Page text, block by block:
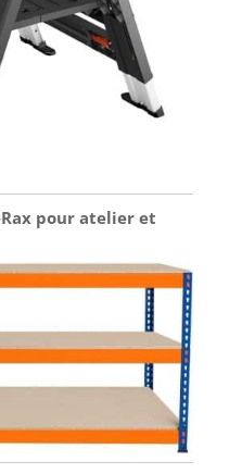
pour atelier et